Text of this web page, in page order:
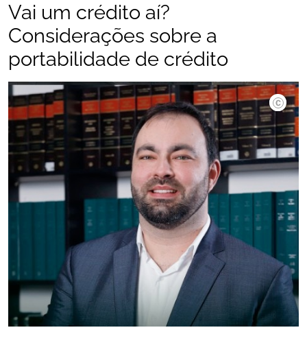
Vai um crédito aí?
Considerações sobre a
portabilidade de crédito